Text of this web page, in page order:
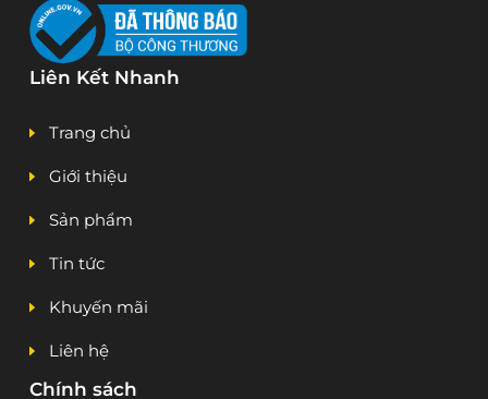
Liên Kết Nhanh
Trang chủ
Giới thiệu
Sản phẩm
Tin tức
Khuyến mãi
Liên hệ
Chính sách